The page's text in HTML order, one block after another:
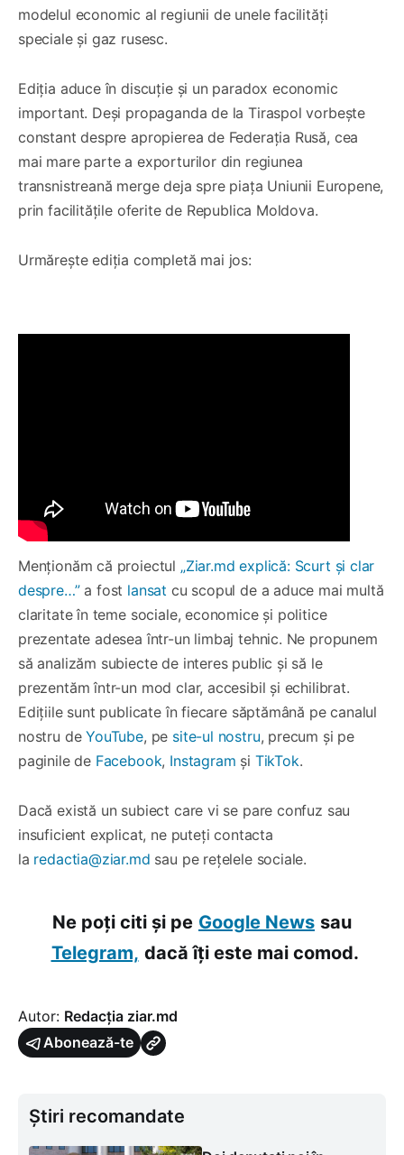
modelul economic al regiunii de unele facilități
speciale și gaz rusesc.
Ediția aduce în discuție și un paradox economic
important. Deși propaganda de la Tiraspol vorbește
constant despre apropierea de Federația Rusă, cea
mai mare parte a exporturilor din regiunea
transnistreană merge deja spre piața Uniunii Europene,
prin facilitățile oferite de Republica Moldova.
Urmărește ediția completă mai jos:
Menționăm că proiectul „Ziar.md explică: Scurt și clar
despre…”a fost lansat cu scopul de a aduce mai multă
claritate în teme sociale, economice și politice
prezentate adesea într-un limbaj tehnic. Ne propunem
să analizăm subiecte de interes public și să le
prezentăm într-un mod clar, accesibil și echilibrat.
Edițiile sunt publicate în fiecare săptămână pe canalul
nostru deYouTube, pe site-ul nostru, precum și pe
paginile de Facebook, Instagram și TikTok.
Dacă există un subiect care vi se pare confuz sau
insuficient explicat, ne puteți contacta
la redactia@ziar.md sau pe rețelele sociale.
Ne poți citi și pe Google News sau
Telegram, dacă îți este mai comod.
Autor: Redacția ziar.md
Abonează-te
Știri recomandate